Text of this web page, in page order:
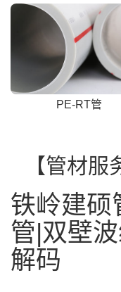
PE-RT管
【管材服
铁岭建硕
管|双壁
解码